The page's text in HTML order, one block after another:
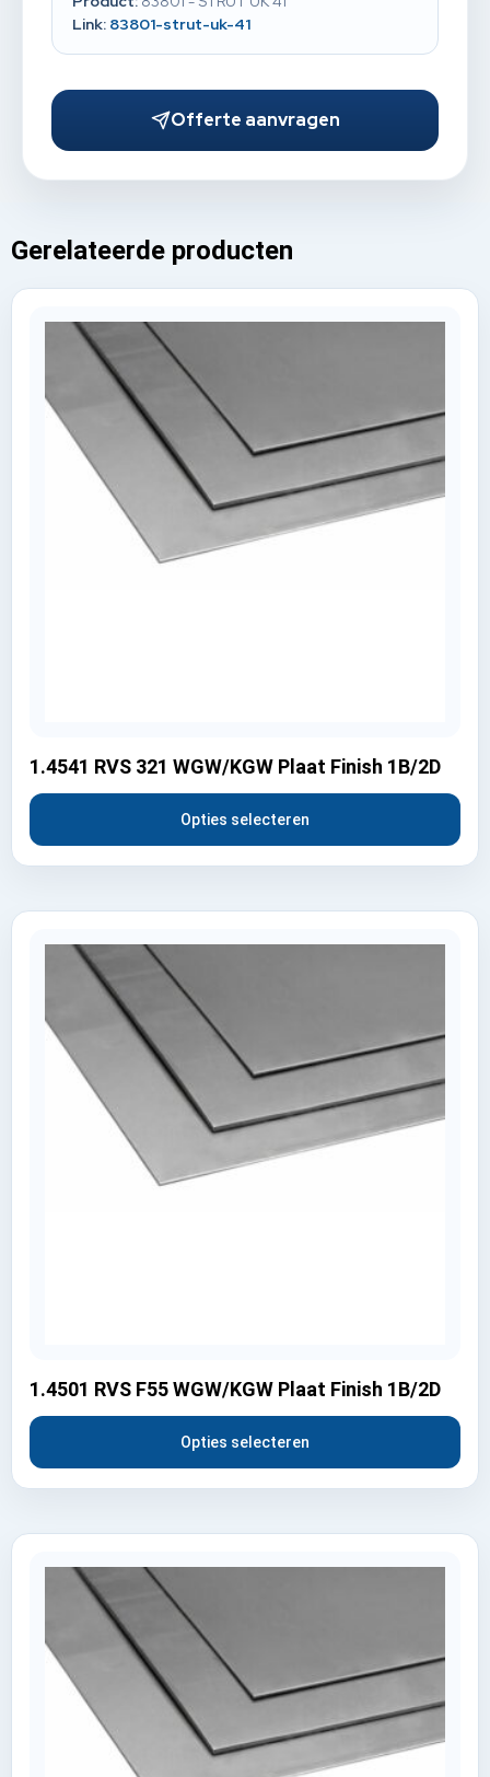
Link: 83801-strut-uk-41
Offerte aanvragen
Gerelateerde producten
1.4541 RVS 321 WGW/KGW Plaat Finish 1B/2D
Opties selecteren
1.4501 RVS F55 WGW/KGW Plaat Finish 1B/2D
Opties selecteren